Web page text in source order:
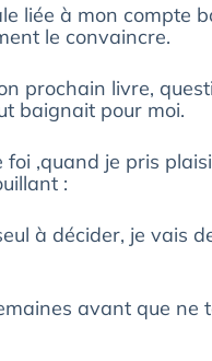
liée à mon compte
le convaincre.
prochain livre,
baignait pour moi.
,quand je pris
:
à décider, je vais
avant que ne